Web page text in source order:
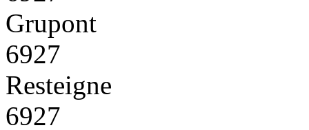
Grupont
6927
Resteigne
6927